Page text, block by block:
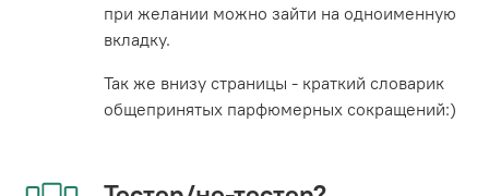
при желании можно зайти на одноименную
вкладку.
Так же внизу страницы - краткий словарик
общепринятых парфюмерных сокращений:)